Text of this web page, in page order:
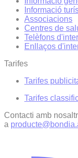
Informació
Associacions
Centres de
Telèfons
Enllaços
Tarifes
Tarifes
Tarifes
Contacti amb
a